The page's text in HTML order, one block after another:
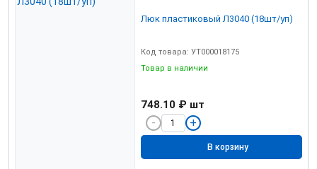
Люк пластиковый Л3040 (18шт/уп)
Код товара: УТ000018175
Товар в наличии
748.10 ₽ шт
В корзину